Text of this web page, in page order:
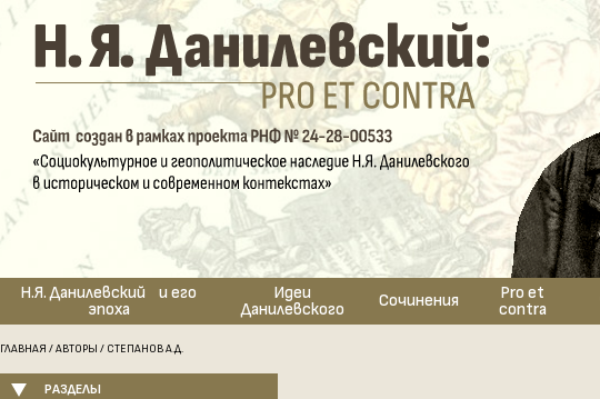
Н.Я. Данилевский и его
эпоха
Идеи
Данилевского Сочинения Pro et
contra
ГЛАВНАЯ /АВТОРЫ / СТЕПАНОВ А.Д.
РАЗДЕЛЫ